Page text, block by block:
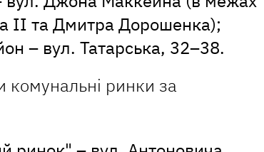
II та Дмитра Дорошенка);
– вул. Татарська, 32–38.
комунальні ринки за